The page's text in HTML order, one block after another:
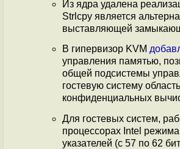
Из ядра удалена
Strlcpy является
выставляющей
В гипервизор KVM
управления памятью,
общей подсистемы
гостевую систему
конфиденциальных
Для гостевых систем,
процессорах Intel
указателей (c 57 по 62